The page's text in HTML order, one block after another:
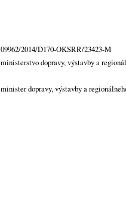
09962/2014/D170-OKSRR/23423-M
ministerstvo dopravy, výstavby a
minister dopravy, výstavby a